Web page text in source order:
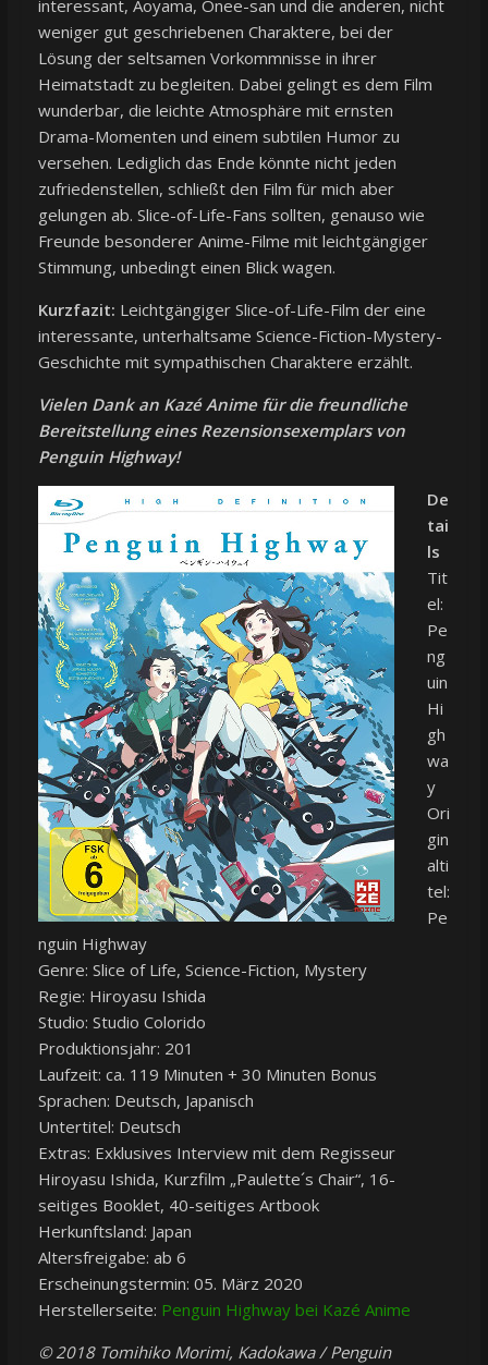
interessant, Aoyama, Onee-san und die anderen, nicht
weniger gut geschriebenen Charaktere, bei der
Lösung der seltsamen Vorkommnisse in ihrer
Heimatstadt zu begleiten. Dabei gelingt es dem Film
wunderbar, die leichte Atmosphäre mit ernsten
Drama-Momenten und einem subtilen Humor zu
versehen. Lediglich das Ende könnte nicht jeden
zufriedenstellen, schließt den Film für mich aber
gelungen ab. Slice-of-Life-Fans sollten, genauso wie
Freunde besonderer Anime-Filme mit leichtgängiger
Stimmung, unbedingt einen Blick wagen.
Kurzfazit: Leichtgängiger Slice-of-Life-Film der eine
interessante, unterhaltsame Science-Fiction-Mystery-
Geschichte mit sympathischen Charaktere erzählt.
Vielen Dank an Kazé Anime für die freundliche
Bereitstellung eines Rezensionsexemplars von
Penguin Highway!
De
tai
ls
Tit
el:
Pe
ng
uin
Hi
gh
wa
y
Ori
gin
alti
tel:
Pe
nguin Highway
Genre: Slice of Life, Science-Fiction, Mystery
Regie: Hiroyasu Ishida
Studio: Studio Colorido
Produktionsjahr: 201
Laufzeit: ca. 119 Minuten + 30 Minuten Bonus
Sprachen: Deutsch, Japanisch
Untertitel: Deutsch
Extras: Exklusives Interview mit dem Regisseur
Hiroyasu Ishida, Kurzfilm „Paulette´s Chair“, 16-
seitiges Booklet, 40-seitiges Artbook
Herkunftsland: Japan
Altersfreigabe: ab 6
Erscheinungstermin: 05. März 2020
Herstellerseite: Penguin Highway bei Kazé Anime
© 2018 Tomihiko Morimi, Kadokawa / Penguin